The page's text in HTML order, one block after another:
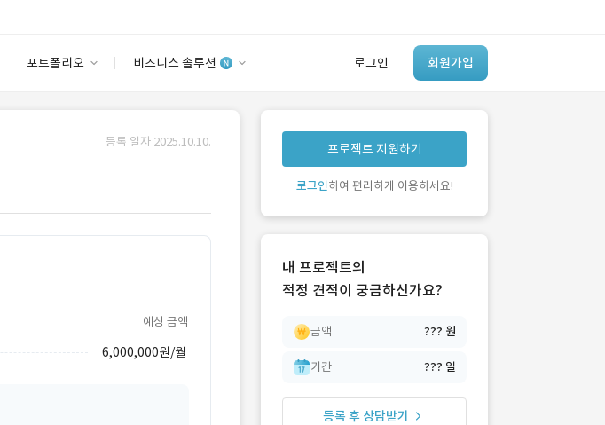
포트폴리오 비즈니스 솔루션 로그인 회원가입
안심 코드 케어
유사사례 검색 AI
‘이런 거’ 만들어본
개발 회사 있어?
등록 일자 2025.10.10.
예상 금액
6,000,000원/월
프로젝트 지원하기
로그인하여 편리하게 이용하세요!
내 프로젝트의
적정 견적이 궁금하신가요?
금액 ??? 원
기간 ??? 일
등록 후 상담받기